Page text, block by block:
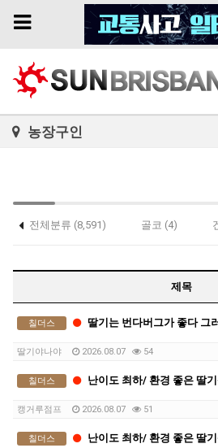
Toggle
농장구인
전체분류 (8,591) 골코 (4)
제목
칠더스 딸기는 번다버그가 좋다 그
딸기야나야 2026.08.07 54
칠더스 난이도 최하/ 환경 좋은 딸기
캥거루점프 2026.08.07 51
칠더스 난이도 최하/ 환경 좋은 딸기